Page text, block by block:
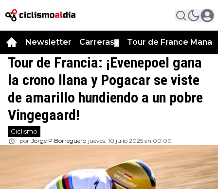
Newsletter Carreras Tour de France
Tour de Francia: ¡Evenepoel gana
la crono llana y Pogacar se viste
de amarillo hundiendo a un pobre
Vingegaard!
Ciclismo
por Jorge P Borreguero jueves, 10 julio 2025 en 00:00